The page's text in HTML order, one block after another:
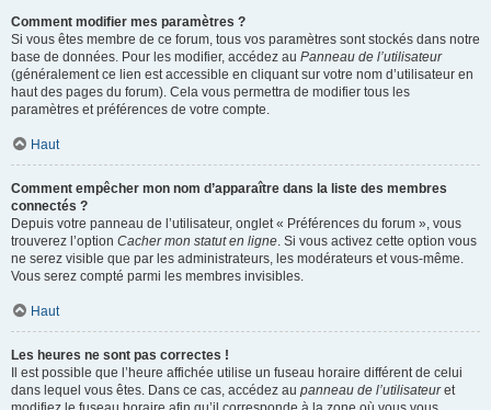
Comment modifier mes paramètres ?
Si vous êtes membre de ce forum, tous vos paramètres sont stockés dans notre
base de données. Pour les modifier, accédez au Panneau de l’utilisateur
(généralement ce lien est accessible en cliquant sur votre nom d’utilisateur en
haut des pages du forum). Cela vous permettra de modifier tous les
paramètres et préférences de votre compte.
Haut
Comment empêcher mon nom d’apparaître dans la liste des membres
connectés ?
Depuis votre panneau de l’utilisateur, onglet « Préférences du forum », vous
trouverez l’option Cacher mon statut en ligne. Si vous activez cette option vous
ne serez visible que par les administrateurs, les modérateurs et vous-même.
Vous serez compté parmi les membres invisibles.
Haut
Les heures ne sont pas correctes !
Il est possible que l’heure affichée utilise un fuseau horaire différent de celui
dans lequel vous êtes. Dans ce cas, accédez au panneau de l’utilisateuret